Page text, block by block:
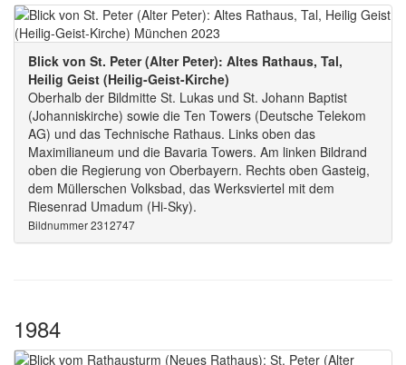
Blick von St. Peter (Alter Peter): Altes Rathaus, Tal,
Heilig Geist (Heilig-Geist-Kirche)
Oberhalb der Bildmitte St. Lukas und St. Johann Baptist
(Johanniskirche) sowie die Ten Towers (Deutsche Telekom
AG) und das Technische Rathaus. Links oben das
Maximilianeum und die Bavaria Towers. Am linken Bildrand
oben die Regierung von Oberbayern. Rechts oben Gasteig,
dem Müllerschen Volksbad, das Werksviertel mit dem
Riesenrad Umadum (Hi-Sky).
Bildnummer 2312747
1984